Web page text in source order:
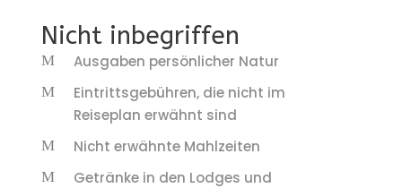
Nicht inbegriffen
Ausgaben persönlicher Natur
Eintrittsgebühren, die nicht im
Reiseplan erwähnt sind
Nicht erwähnte Mahlzeiten
Getränke in den Lodges und